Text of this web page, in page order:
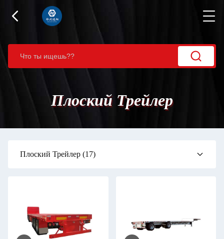
Плоский Трейлер
Плоский Трейлер (17)